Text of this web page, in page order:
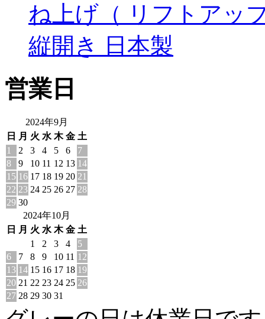
ね上げ（ リフトアッ
縦開き 日本製
営業日
2024年9月
日
月 火 水 木 金 土
1
2 3 4 5 6
7
8
9 10 11 12 13 14
15 16 17 18 19 20 21
22 23 24 25 26 27 28
29 30
2024年10月
日
月 火 水 木 金 土
1
2 3 4
5
6
7 8 9 10 11 12
13 14 15 16 17 18 19
20 21 22 23 24 25 26
27 28 29 30 31